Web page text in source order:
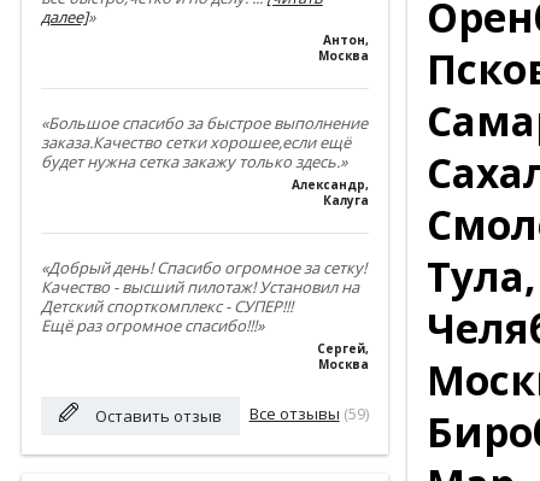
далее]»
Антон,
Москва
«Большое спасибо за быстрое выполнение
заказа.Качество сетки хорошее,если ещё
будет нужна сетка закажу только здесь.»
Александр,
Калуга
«Добрый день! Спасибо огромное за сетку!
Качество - высший пилотаж! Установил на
Детский спорткомплекс - СУПЕР!!!
Ещё раз огромное спасибо!!!»
Сергей,
Москва
Оставить отзыв Все отзывы (59)